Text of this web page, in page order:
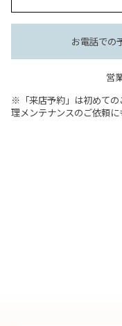
お電話での
営
※「来店予約」は初めての
理メンテナンスのご依頼